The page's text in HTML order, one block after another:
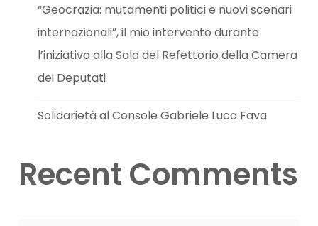
“Geocrazia: mutamenti politici e nuovi scenari
internazionali”, il mio intervento durante
l’iniziativa alla Sala del Refettorio della Camera
dei Deputati
Solidarietà al Console Gabriele Luca Fava
Recent Comments